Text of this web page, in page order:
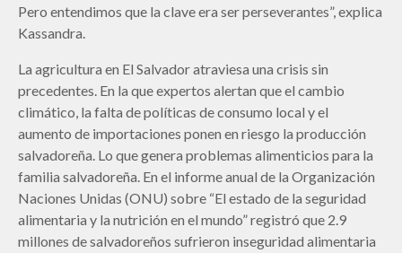
Pero entendimos que la clave era ser perseverantes”, explica
Kassandra.
La agricultura en El Salvador atraviesa una crisis sin
precedentes. En la que expertos alertan que el cambio
climático, la falta de políticas de consumo local y el
aumento de importaciones ponen en riesgo la producción
salvadoreña. Lo que genera problemas alimenticios para la
familia salvadoreña. En el informe anual de la Organización
Naciones Unidas (ONU) sobre “El estado de la seguridad
alimentaria y la nutrición en el mundo” registró que 2.9
millones de salvadoreños sufrieron inseguridad alimentaria